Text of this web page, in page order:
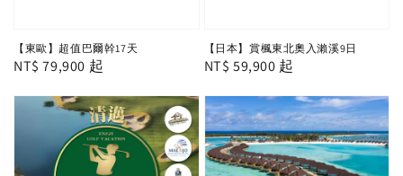
【東歐】超值巴爾幹17天
Regular
NT$ 79,900 起
【日本】賞楓東北奧入瀨溪9日
Regular
NT$ 59,900 起